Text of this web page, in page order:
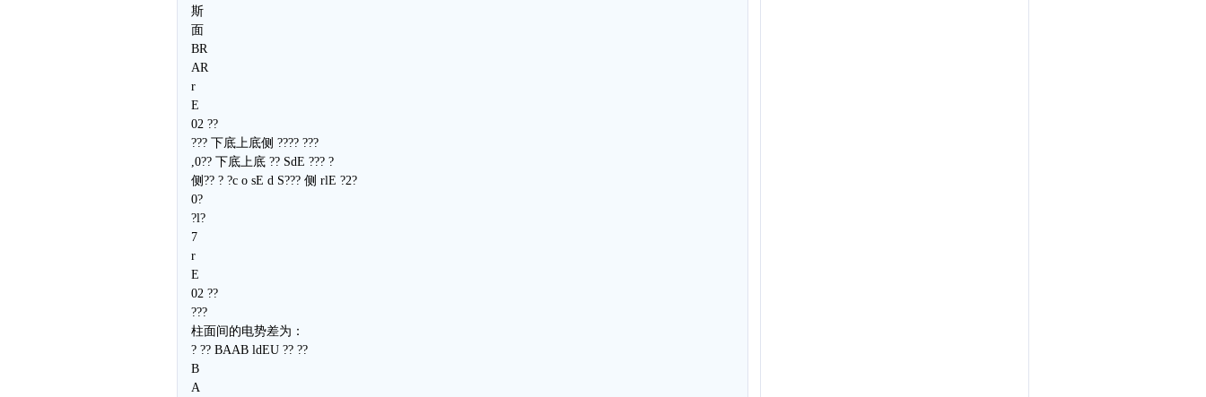
斯
面
BR
AR
r
E
02 ??
??? 下底上底侧 ???? ???
,0?? 下底上底 ?? SdE ??? ?
侧?? ? ?c o sE d S??? 侧 rlE ?2?
0?
?l?
7
r
E
02 ??
???
柱面间的电势差为：
? ?? BAAB ldEU ?? ??
B
A